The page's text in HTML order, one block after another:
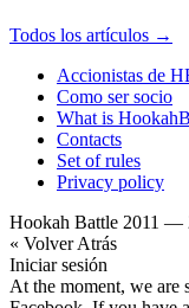
Todos los artículos →
Accionistas de
Como ser socio
What is
Contacts
Set of rules
Privacy policy
Hookah Battle 2011 —
« Volver Atrás
Iniciar sesión
At the moment, we are